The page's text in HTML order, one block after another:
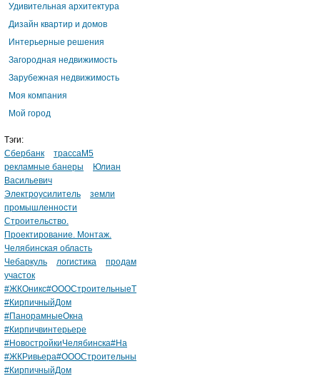
Удивительная архитектура
Дизайн квартир и домов
Интерьерные решения
Загородная недвижимость
Зарубежная недвижимость
Моя компания
Мой город
Тэги:
Сбербанк
трассаМ5
рекламные банеры
Юлиан
Васильевич
Электроусилитель
земли
промышленности
Строительство.
Проектирование. Монтаж.
Челябинская область
Чебаркуль
логистика
продам
участок
#ЖКОникс#ОООСтроительныеТ
#КирпичныйДом
#ПанорамныеОкна
#Кирпичвинтерьере
#НовостройкиЧелябинска#На
#ЖКРивьера#ОООСтроительны
#КирпичныйДом